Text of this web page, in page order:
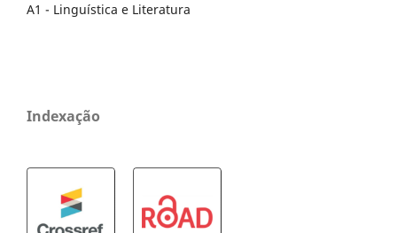
A1 - Linguística e Literatura
Indexação